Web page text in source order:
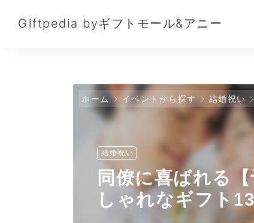
Giftpedia byギフトモール&アニー
ホーム イベントから探す 結婚祝い
結婚祝い
同僚に喜ばれる
しゃれなギフト